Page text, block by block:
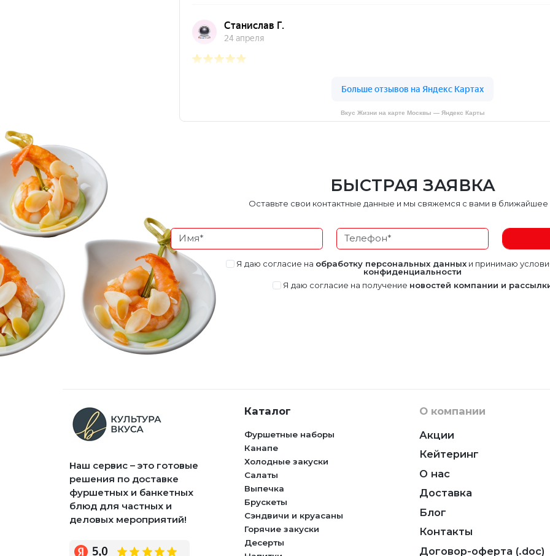
Вкус Жизни на карте Москвы — Яндекс Карты
БЫСТРАЯ ЗАЯВКА
Оставьте свои контактные данные и мы свяжемся с вами в
Я даю согласие на обработку персональных данныхи принимаю
конфиденциальности
Я даю согласие на получение новостей компании и
Наш сервис – это готовые
решения по доставке
фуршетных и банкетных
блюд для частных и
деловых мероприятий!
Каталог
Фуршетные наборы
Канапе
Холодные закуски
Салаты
Выпечка
Брускеты
Сэндвичи и круасаны
Горячие закуски
Десерты
О компании
Акции
Кейтеринг
О нас
Доставка
Блог
Контакты
Договор-оферта (.doc)